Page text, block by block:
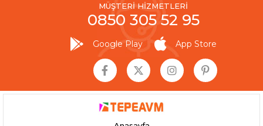
MÜŞTERİ HİZMETLERİ
0850 305 52 95
Google Play App Store